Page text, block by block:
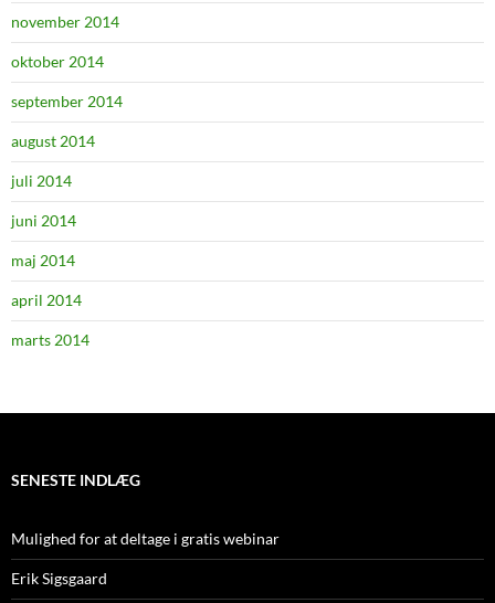
november 2014
oktober 2014
september 2014
august 2014
juli 2014
juni 2014
maj 2014
april 2014
marts 2014
SENESTE INDLÆG
Mulighed for at deltage i gratis webinar
Erik Sigsgaard